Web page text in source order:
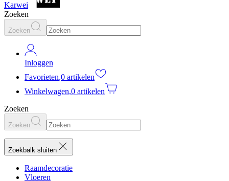
Karwei
Zoeken
Zoeken
Inloggen
Favorieten,0 artikelen
Winkelwagen,0 artikelen
Zoeken
Zoeken
Zoekbalk sluiten
Raamdecoratie
Vloeren